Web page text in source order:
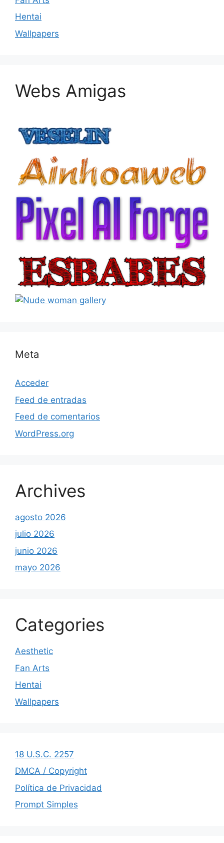
Hentai
Wallpapers
Webs Amigas
Meta
Acceder
Feed de entradas
Feed de comentarios
WordPress.org
Archives
agosto 2026
julio 2026
junio 2026
mayo 2026
Categories
Aesthetic
Fan Arts
Hentai
Wallpapers
18 U.S.C. 2257
DMCA / Copyright
Política de Privacidad
Prompt Simples